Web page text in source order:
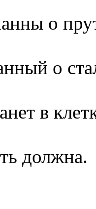
о
о
в
должна.